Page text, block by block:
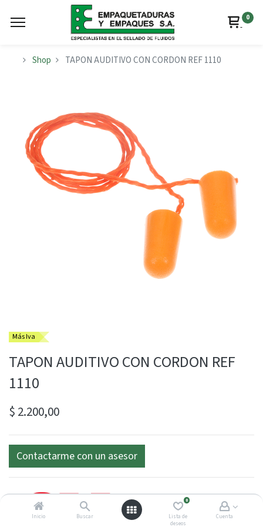
Inicio Buscar
0
Lista de
deseos
Cuenta
0
Shop TAPON AUDITIVO CON CORDON REF 1110
Más Iva
TAPON AUDITIVO CON CORDON REF
1110
$ 2.200,00
Contactarme con un asesor